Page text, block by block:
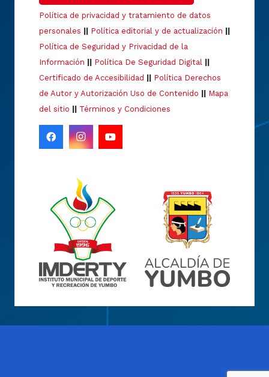
Política de privacidad y tratamiento de datos
personales
Política editorial y de actualización
Política de Seguridad y Privacidad de la
Información
Política De Seguridad Digital
Certificado de Accesibilidad
Política Derechos
de Autor y Autorización Uso de Contenido
Mapa
del sitio
Términos y Condiciones